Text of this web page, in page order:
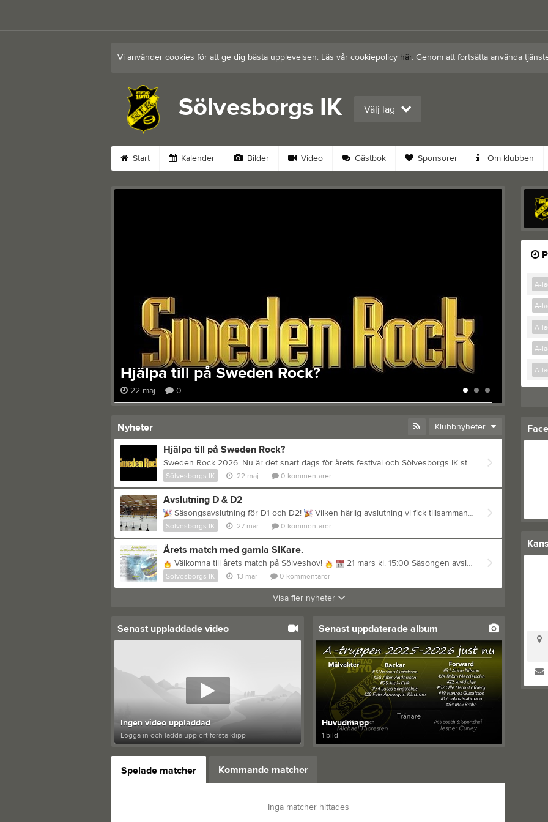
Vi använder cookies för att ge dig bästa upplevelsen. Läs vår cookiepolicy här. Genom att fortsätta använda
Sölvesborgs IK Välj lag
Start Kalender Bilder Video Gästbok Sponsorer Om klubben
på Sweden Rock? Avslutning D & D2
Nyheter Klubbnyheter
Hjälpa till på Sweden Rock?
Sweden Rock 2026. Nu är det snart dags för årets festival och Sölvesborgs IK städar som vanligt festivalen vilket har gjorts sedan 1998. Skillnaden får de föregående åren är att klubben inte har helheten när det gäller städet på festivalen. Årets uppdrag består av att bemanna städet med 30st städare som gör 3x6 timmar. Gå in på https://www.timecenter.se/sik/?rid=19659&tjid=&tidval=&date=2026-06-02&today=2025-12 16&overview=false för att boka dina pass. Passen går åt snabbt så var ute i god tid. Inför varje städpass samlas städarna nere på städcampen som ligger längs med Norje kanal. Viktigt är att varje städare bokar in sig och bokar av sig för varje pass i städcampen. Det finns handskar, krattor, städvästar och övrigt som behövs för att utföra sitt städpass. Arbetsledningen på plats kommer att dela in städarna i olika grupper där varje grupp har en städledare. En mer uppdaterad karta kommer till våren då allt kommer på plats. Varje person måste personligen hämta ut sitt band ute i Norje på ackrediteringen som finns bredvid bussfickorna. Ackrediteringens öppettider kommer till våren på: www.swedenrock.se Att tänka på: - - - - - - - Ta med kläder efter väder. Solkräm, extra vattenflaska Det är alltid samling på campen. Boka alltid in dig innan passet och boka av dig efter passet. Kom i tid, det kan vara köer och svårt att komma fram. Personalparkeringen är borta på Ärtvägen i Norje, samåk gärna. Enklare förtäring erbjuds, beroende på vilken tid på dygnet rasten är. Vid frågor kontaktar ni oss på kansli@sik.nu Mvh Sölvesborgs IK
Sölvesborgs IK 22 maj 0 kommentarer
Avslutning D & D2
Säsongsavslutning för D1 och D2! Vilken härlig avslutning vi fick tillsammans ikväll med D1 och D2! Kvällen bjöd på en rolig och uppskattad match mellan föräldrar och barn – med massor av skratt, kämpaglöd och fin gemenskap. Ett stort tack till C1 som ställde upp med domare och målvakt
Sölvesborgs IK 27 mar 0 kommentarer
Årets match med gamla SIKare.
Välkomna till årets match på Sölveshov! 21 mars kl. 15:00 Säsongen avslutas på bästa möjliga sätt när gamla SIK-profiler snörar på sig skridskorna igen och möts i en rafflande prestigematch på isen i Sölveshov! Det blir en eftermiddag fylld av nostalgi, skratt och härlig hockey, där publikfavoriter från förr återigen kliver ut på isen för att bjuda på show.
Sölvesborgs IK 13 mar 0 kommentarer
Visa fler nyheter
Senast uppladdade video
Ingen video uppladdad
Logga in och ladda upp ert första klipp
Senast uppdaterade album
Huvudmapp
1 bild
Spelade matcher Kommande matcher
Inga matcher hittades
A-
A-
A-
A-
A-